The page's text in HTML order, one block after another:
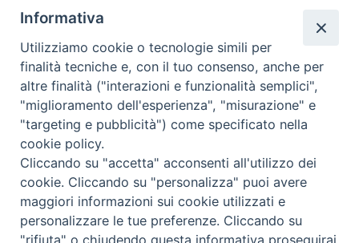
Redazione
Scrivici
Copyright © 2019 - Tutti i diritti riservati - Vita
Trentina Editrice
Privacy Policy
Torna
Informativa
Utilizziamo cookie o tecnologie simili per
finalità tecniche e, con il tuo consenso, anche per
altre finalità ("interazioni e funzionalità semplici",
"miglioramento dell'esperienza", "misurazione" e
"targeting e pubblicità") come specificato nella
cookie policy.
Cliccando su "accetta" acconsenti all'utilizzo dei
cookie. Cliccando su "personalizza" puoi avere
maggiori informazioni sui cookie utilizzati e
personalizzare le tue preferenze. Cliccando su